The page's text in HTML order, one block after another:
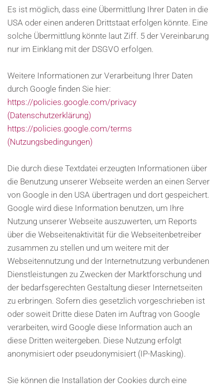
Es ist möglich, dass eine Übermittlung Ihrer Daten in die
USA oder einen anderen Drittstaat erfolgen könnte. Eine
solche Übermittlung könnte laut Ziff. 5 der Vereinbarung
nur im Einklang mit der DSGVO erfolgen.
Weitere Informationen zur Verarbeitung Ihrer Daten
durch Google finden Sie hier:
https://policies.google.com/privacy
(Datenschutzerklärung)
https://policies.google.com/terms
(Nutzungsbedingungen)
Die durch diese Textdatei erzeugten Informationen über
die Benutzung unserer Webseite werden an einen Server
von Google in den USA übertragen und dort gespeichert.
Google wird diese Information benutzen, um Ihre
Nutzung unserer Webseite auszuwerten, um Reports
über die Webseitenaktivität für die Webseitenbetreiber
zusammen zu stellen und um weitere mit der
Webseitennutzung und der Internetnutzung verbundenen
Dienstleistungen zu Zwecken der Marktforschung und
der bedarfsgerechten Gestaltung dieser Internetseiten
zu erbringen. Sofern dies gesetzlich vorgeschrieben ist
oder soweit Dritte diese Daten im Auftrag von Google
verarbeiten, wird Google diese Information auch an
diese Dritten weitergeben. Diese Nutzung erfolgt
anonymisiert oder pseudonymisiert (IP-Masking).
Sie können die Installation der Cookies durch eine